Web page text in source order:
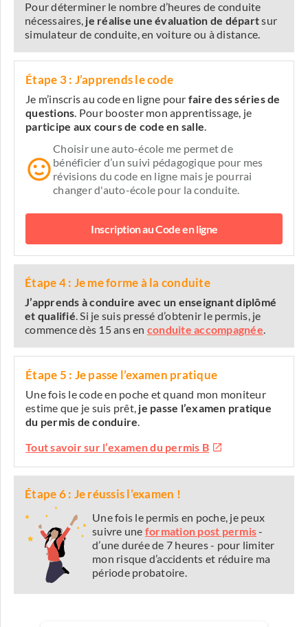
Pour déterminer le nombre d’heures de conduite
nécessaires, je réalise une évaluation de départsur
simulateur de conduite, en voiture ou à distance.
Étape 3 : J’apprends le code
Je m’inscris au code en ligne pour faire des séries de
questions. Pour booster mon apprentissage, je
participe aux cours de code en salle.
Choisir une auto-école me permet de
bénéficier d’un suivi pédagogique pour mes
révisions du code en ligne mais je pourrai
changer d'auto-école pour la conduite.
Inscription au Code en ligne
Étape 4 : Je me forme à la conduite
J’apprends à conduire avec un enseignant diplômé
et qualifié. Si je suis pressé d’obtenir le permis, je
commence dès 15 ans en conduite accompagnée.
Étape 5 : Je passe l’examen pratique
Une fois le code en poche et quand mon moniteur
estime que je suis prêt, je passe l’examen pratique
du permis de conduire.
Tout savoir sur l’examen du permis B
Étape 6 : Je réussis l’examen !
Une fois le permis en poche, je peux
suivre une formation post permis-
d’une durée de 7 heures - pour limiter
mon risque d’accidents et réduire ma
période probatoire.